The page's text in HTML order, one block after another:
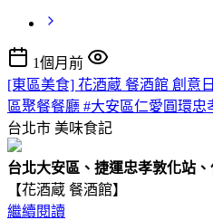
1個月前
[東區美食] 花酒蔵 餐酒館 創意
區聚餐餐廳 #大安區仁愛圓環忠
台北市 美味食記
台北大安區、捷運忠孝敦化站
【花酒蔵 餐酒館】
繼續閱讀